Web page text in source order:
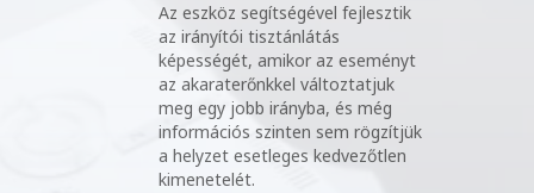
Az eszköz segítségével fejlesztik
az irányítói tisztánlátás
képességét, amikor az eseményt
az akaraterőnkkel változtatjuk
meg egy jobb irányba, és még
információs szinten sem rögzítjük
a helyzet esetleges kedvezőtlen
kimenetelét.